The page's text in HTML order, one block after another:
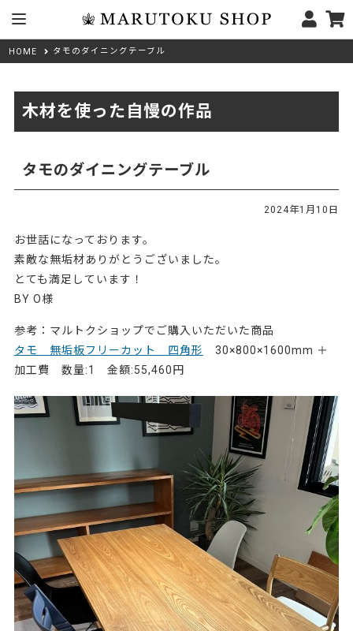
HOME タモのダイニングテーブル
木材を使った自慢の作品
タモのダイニングテーブル
2024年1月10日
お世話になっております。
素敵な無垢材ありがとうございました。
とても満足しています！
BY O様
参考：マルトクショップでご購入いただいた商品
タモ 無垢板フリーカット 四角形
30×800×1600mm ＋
加工費 数量:1 金額:55,460円